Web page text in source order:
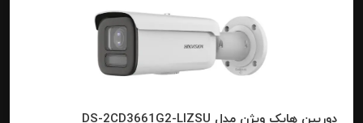
دوربین هایک ویژن مدل DS-2CD3661G2-LIZSU